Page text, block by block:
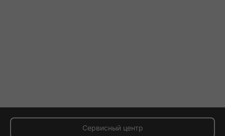
Сервисный центр